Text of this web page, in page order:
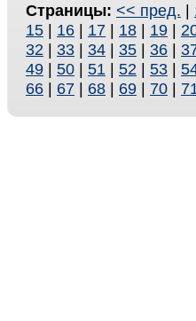
Страницы: << пред. |
15 | 16 | 17 | 18 | 19 |
32 | 33 | 34 | 35 | 36 |
49 | 50 | 51 | 52 | 53 |
66 | 67 | 68 | 69 | 70 |